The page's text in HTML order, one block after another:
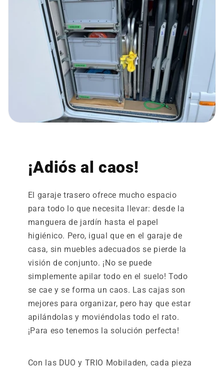
¡Adiós al caos!
El garaje trasero ofrece mucho espacio
para todo lo que necesita llevar: desde la
manguera de jardín hasta el papel
higiénico. Pero, igual que en el garaje de
casa, sin muebles adecuados se pierde la
visión de conjunto. ¡No se puede
simplemente apilar todo en el suelo! Todo
se cae y se forma un caos. Las cajas son
mejores para organizar, pero hay que estar
apilándolas y moviéndolas todo el rato.
¡Para eso tenemos la solución perfecta!
Con las DUO y TRIO Mobiladen, cada pieza